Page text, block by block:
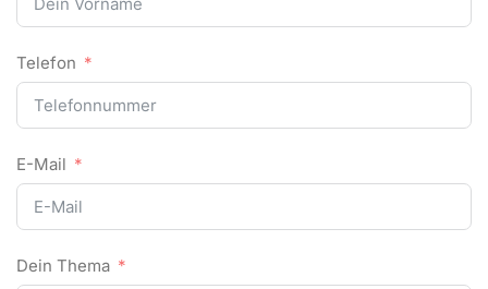
Telefon
E-Mail
Dein Thema